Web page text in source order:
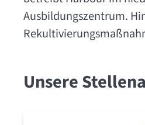
Ausbildungszentrum.
Unsere